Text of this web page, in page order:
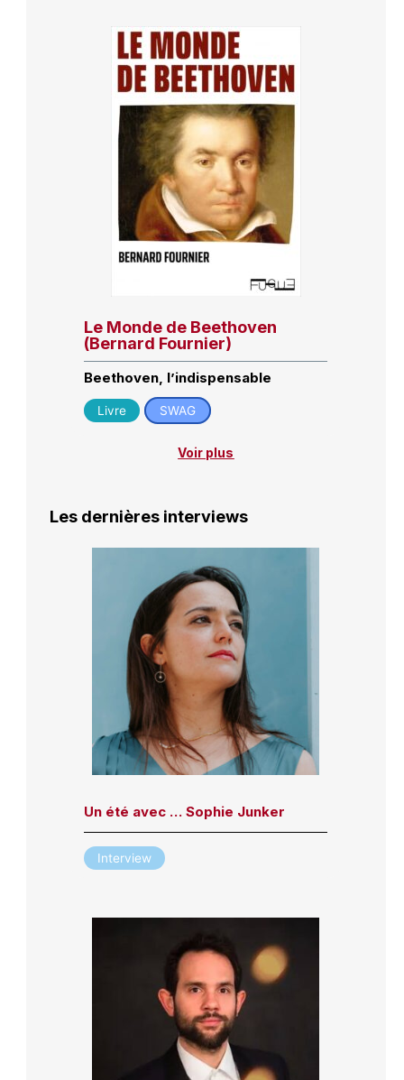
Le Monde de Beethoven
(Bernard Fournier)
Beethoven, l’indispensable
Livre SWAG
Voir plus
Les dernières interviews
Un été avec … Sophie Junker
Interview